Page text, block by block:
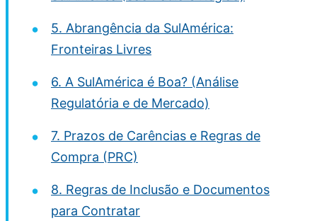
5. Abrangência da SulAmérica:
Fronteiras Livres
6. A SulAmérica é Boa? (Análise
Regulatória e de Mercado)
7. Prazos de Carências e Regras de
Compra (PRC)
8. Regras de Inclusão e Documentos
para Contratar